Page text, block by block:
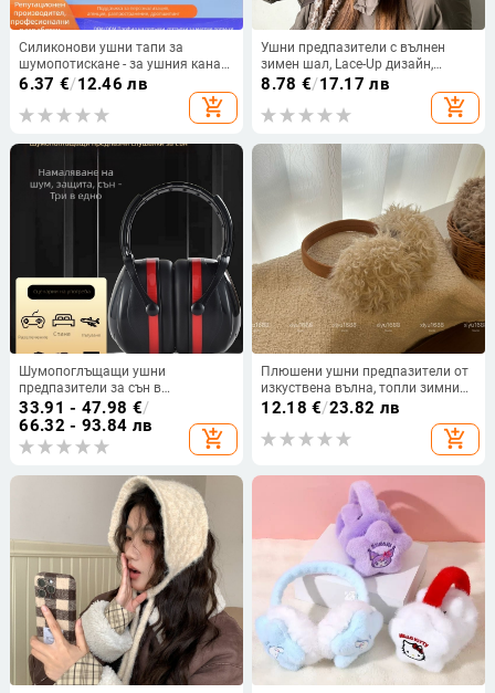
Силиконови ушни тапи за
шумопотискане - за ушния канал,
водоустойчиви, NRR 35
6.37 €/12.46 лв
add_shopping_cart
Ушни предпазители с вълнен
зимен шал, Lace-Up дизайн,
полка-дот шарка, монохромни, за
8.78 €/17.17 лв
add_shopping_cart
Шумопоглъщащи ушни
предпазители за сън в
общежитие, материал: копринено
цвете, нормални характеристики
33.91 - 47.98 €/
66.32 - 93.84 лв
add_shopping_cart
Плюшени ушни предпазители от
изкуствена вълна, топли зимни
аксесоари, унисекс
12.18 €/23.82 лв
add_shopping_cart